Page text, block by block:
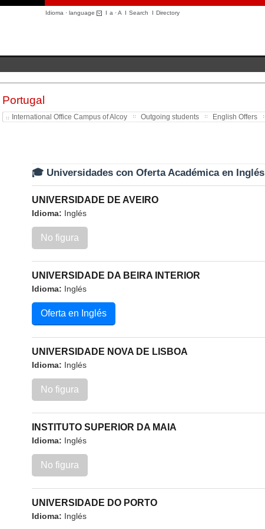
Idioma · language I a ·A I Search I Directory
Portugal
International Office Campus of Alcoy Outgoing students English Offers
🎓 Universidades con Oferta Académica en Inglés
UNIVERSIDADE DE AVEIRO
Idioma: Inglés
No figura
UNIVERSIDADE DA BEIRA INTERIOR
Idioma: Inglés
Oferta en Inglés
UNIVERSIDADE NOVA DE LISBOA
Idioma: Inglés
No figura
INSTITUTO SUPERIOR DA MAIA
Idioma: Inglés
No figura
UNIVERSIDADE DO PORTO
Idioma: Inglés